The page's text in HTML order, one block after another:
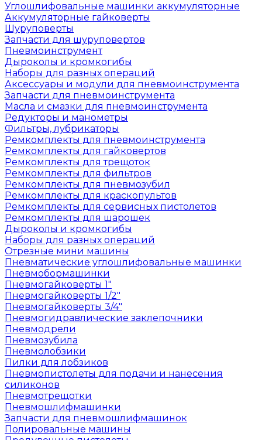
Углошлифовальные машинки аккумуляторные
Аккумуляторные гайковерты
Шуруповерты
Запчасти для шуруповертов
Пневмоинструмент
Дыроколы и кромкогибы
Наборы для разных операций
Аксессуары и модули для пневмоинструмента
Запчасти для пневмоинструмента
Масла и смазки для пневмоинструмента
Редукторы и манометры
Фильтры, лубрикаторы
Ремкомплекты для пневмоинструмента
Ремкомплекты для гайковертов
Ремкомплекты для трещоток
Ремкомплекты для фильтров
Ремкомплекты для пневмозубил
Ремкомплекты для краскопультов
Ремкомплекты для сервисных пистолетов
Ремкомплекты для шарошек
Дыроколы и кромкогибы
Наборы для разных операций
Отрезные мини машины
Пневматические углошлифовальные машинки
Пневмобормашинки
Пневмогайковерты 1"
Пневмогайковерты 1/2"
Пневмогайковерты 3/4"
Пневмогидравлические заклепочники
Пневмодрели
Пневмозубила
Пневмолобзики
Пилки для лобзиков
Пневмопистолеты для подачи и нанесения
силиконов
Пневмотрещотки
Пневмошлифмашинки
Запчасти для пневмошлифмашинок
Полировальные машины